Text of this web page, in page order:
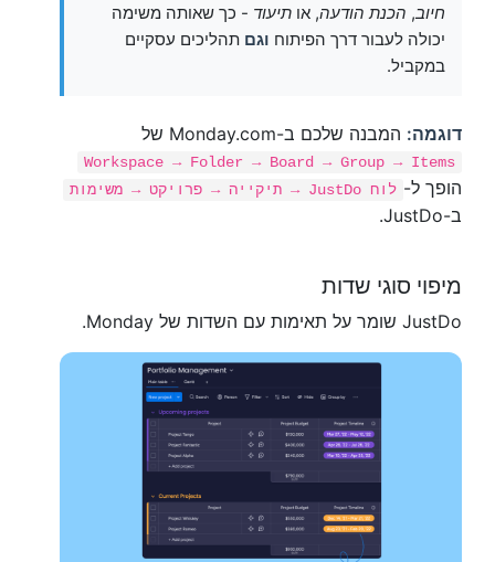
חיוב, הכנת הודעה, או תיעוד - כך שאותה משימה
יכולה לעבור דרך הפיתוח וגם תהליכים עסקיים
במקביל.
דוגמה: המבנה שלכם ב-Monday.com של
Workspace → Folder → Board → Group → Items
הופך ל- לוח JustDo → תיקייה → פרויקט → משימות
ב-JustDo.
מיפוי סוגי שדות
JustDo שומר על תאימות עם השדות של Monday.